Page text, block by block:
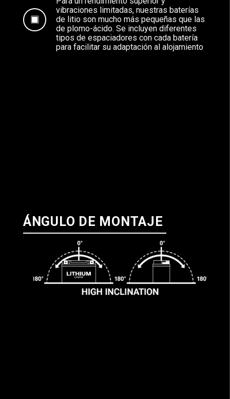
vibraciones limitadas, nuestras baterías
de litio son mucho más pequeñas que las
de plomo-ácido. Se incluyen diferentes
tipos de espaciadores con cada batería
para facilitar su adaptación al alojamiento
ÁNGULO DE MONTAJE